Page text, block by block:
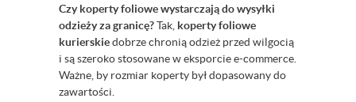
Czy koperty foliowe wystarczają do wysyłki
odzieży za granicę?Tak, koperty foliowe
kurierskiedobrze chronią odzież przed wilgocią
i są szeroko stosowane w eksporcie e-commerce.
Ważne, by rozmiar koperty był dopasowany do
zawartości.